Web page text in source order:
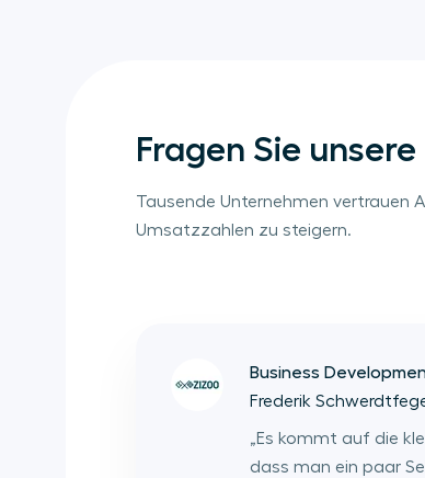
Fragen Sie
Tausende Unternehmen vertrauen
Umsatzzahlen zu steigern.
Business
Frederik
„Es kommt auf die
dass man ein paar